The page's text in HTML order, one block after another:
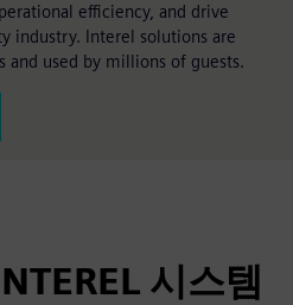
efficiency, and drive
industry. Interel solutions are
and used by millions of guests.
시스템